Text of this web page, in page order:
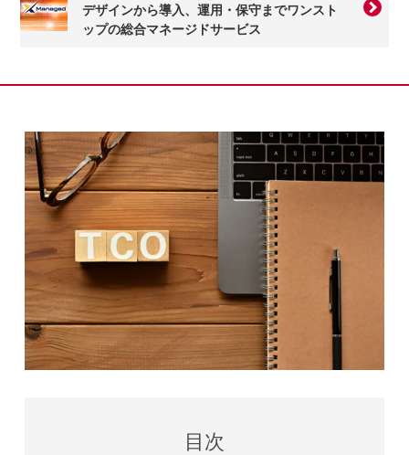
デザインから導入、運用・保守までワンスト
ップの総合マネージドサービス
目次